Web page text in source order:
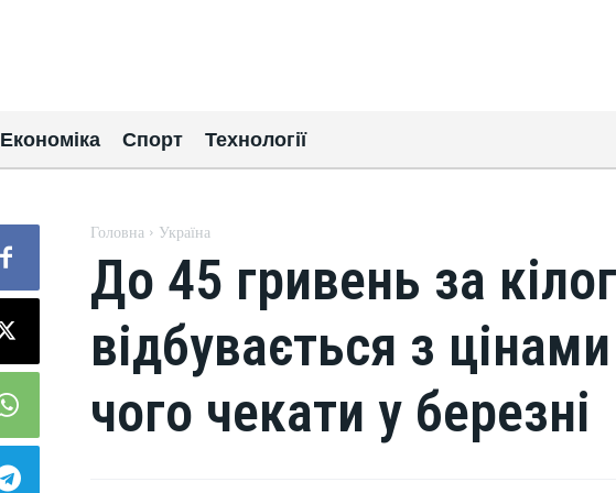
Економіка Спорт Технології
Головна Україна
До 45 гривень за
відбувається з
чого чекати у березні